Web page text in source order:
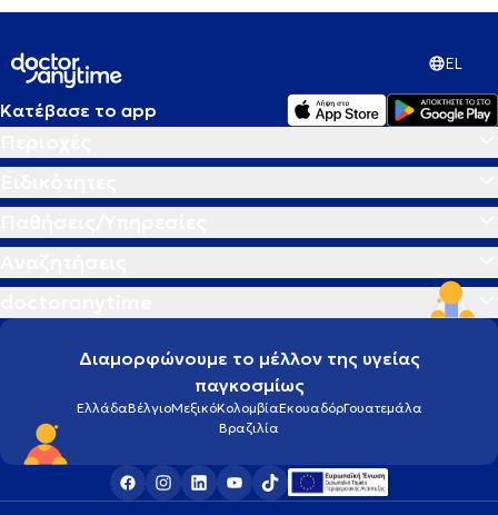
EL
Κατέβασε το app
Διαμορφώνουμε το μέλλον της υγείας
παγκοσμίως
ΕλλάδαΒέλγιοΜεξικόΚολομβίαΕκουαδόρΓουατεμάλα
Βραζιλία